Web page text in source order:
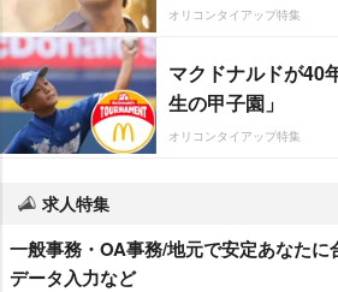
オリコンタイアップ特集
マクドナルドが40
生の甲子園」
オリコンタイアップ特集
求人特集
一般事務・OA事務/地元で安定あなた
データ入力など